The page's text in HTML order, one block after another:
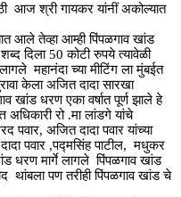
आज श्री गायकर यांनीं अकोल्यात
आले तेव्हा आम्ही पिंपळगाव खांड
दिला 50 कोटी रुपये त्यावेळी
महानंदा च्या मीटिंग ला मुंबईत
केला अजित दादा सारखा
खांड धरण एका वर्षात पूर्ण झाले हे
रो .मा लांडगे यांचे
पवार, अजित दादा पवार यांच्या
दादा पवार ,पद्मसिंह पाटील, मधुकर
धरण मार्गे लागले पिंपळगाव खांड
थांबला पण तरीही पिंपळगाव खांड चे